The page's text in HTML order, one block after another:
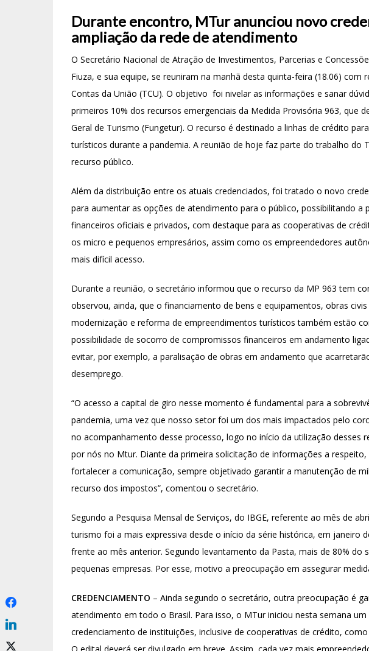
Durante encontro, MTur anunciou novo
ampliação da rede de atendimento
O Secretário Nacional de Atração de Investimentos, Parcerias e
Fiuza, e sua equipe, se reuniram na manhã desta quinta-feira (18.06) com
Contas da União (TCU). O objetivo foi nivelar as informações e sanar
primeiros 10% dos recursos emergenciais da Medida Provisória 963, que
Geral de Turismo (Fungetur). O recurso é destinado a linhas de crédito
turísticos durante a pandemia. A reunião de hoje faz parte do trabalho do
recurso público.
Além da distribuição entre os atuais credenciados, foi tratado o novo
para aumentar as opções de atendimento para o público, possibilitando a
financeiros oficiais e privados, com destaque para as cooperativas de
os micro e pequenos empresários, assim como os empreendedores
mais difícil acesso.
Durante a reunião, o secretário informou que o recurso da MP 963 tem
observou, ainda, que o financiamento de bens e equipamentos, obras
modernização e reforma de empreendimentos turísticos também estão
possibilidade de socorro de compromissos financeiros em andamento
evitar, por exemplo, a paralisação de obras em andamento que
desemprego.
“O acesso a capital de giro nesse momento é fundamental para a
pandemia, uma vez que nosso setor foi um dos mais impactados pelo
no acompanhamento desse processo, logo no início da utilização desses
por nós no Mtur. Diante da primeira solicitação de informações a
fortalecer a comunicação, sempre objetivado garantir a manutenção de
recurso dos impostos”, comentou o secretário.
Segundo a Pesquisa Mensal de Serviços, do IBGE, referente ao mês de
turismo foi a mais expressiva desde o início da série histórica, em janeiro
frente ao mês anterior. Segundo levantamento da Pasta, mais de 80% do
pequenas empresas. Por esse, motivo a preocupação em assegurar
CREDENCIAMENTO – Ainda segundo o secretário, outra preocupação é
atendimento em todo o Brasil. Para isso, o MTur iniciou nesta semana
credenciamento de instituições, inclusive de cooperativas de crédito,